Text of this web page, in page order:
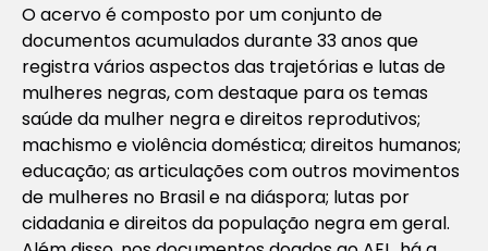
O acervo é composto por um conjunto de
documentos acumulados durante 33 anos que
registra vários aspectos das trajetórias e lutas de
mulheres negras, com destaque para os temas
saúde da mulher negra e direitos reprodutivos;
machismo e violência doméstica; direitos humanos;
educação; as articulações com outros movimentos
de mulheres no Brasil e na diáspora; lutas por
cidadania e direitos da população negra em geral.